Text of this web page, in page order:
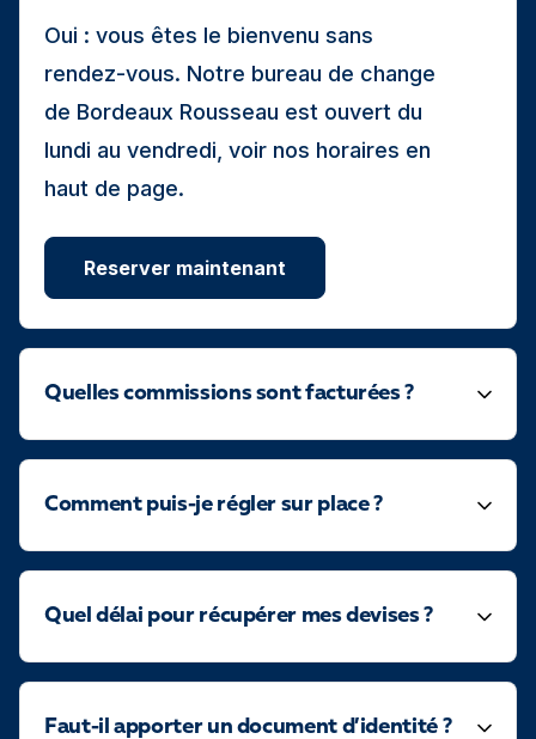
Oui : vous êtes le bienvenu sans
rendez-vous. Notre bureau de change
de Bordeaux Rousseau est ouvert du
lundi au vendredi, voir nos horaires en
haut de page.
Reserver maintenant
Quelles commissions sont facturées ?
Comment puis-je régler sur place ?
Quel délai pour récupérer mes devises ?
Faut-il apporter un document d’identité ?